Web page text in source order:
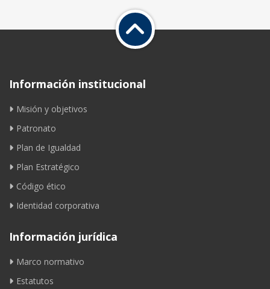
Información institucional
Misión y objetivos
Patronato
Plan de Igualdad
Plan Estratégico
Código ético
Identidad corporativa
Información jurídica
Marco normativo
Estatutos